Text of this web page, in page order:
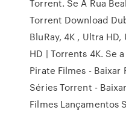
Torrent. Se A Rua
Torrent Download
BluRay, 4K , Ultra
HD | Torrents 4K. Se
Pirate Filmes - Baixar
Séries Torrent -
Filmes Lançamentos